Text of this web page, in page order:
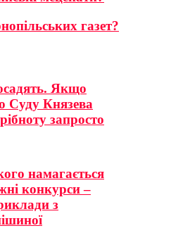
газет?
Якщо
Суду Князева
запросто
намагається
конкурси –
з